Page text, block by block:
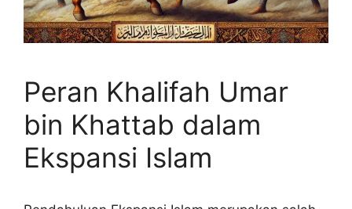
Peran Khalifah Umar
bin Khattab dalam
Ekspansi Islam